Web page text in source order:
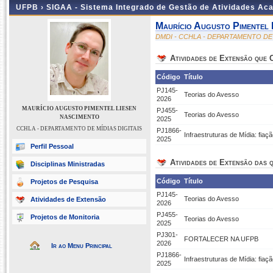
UFPB › SIGAA - Sistema Integrado de Gestão de Atividades
MAURÍCIO AUGUSTO PIMENTEL LIESEN
NASCIMENTO
CCHLA - DEPARTAMENTO DE MÍDIAS DIGITAIS
Perfil Pessoal
Disciplinas Ministradas
Projetos de Pesquisa
Atividades de Extensão
Projetos de Monitoria
Ir ao Menu Principal
Maurício Augusto Pimentel
DMDI - CCHLA - DEPARTAMENTO
Atividades de Extensão que
Código Título
PJ145-
2026
Teorias do Avesso
PJ455-
2025
Teorias do Avesso
PJ1866-
2025
Infraestruturas de Mídia:
Atividades de Extensão das
Código Título
PJ145-
2026
Teorias do Avesso
PJ455-
2025
Teorias do Avesso
PJ301-
2026
FORTALECER NA UFPB
PJ1866-
2025
Infraestruturas de Mídia: